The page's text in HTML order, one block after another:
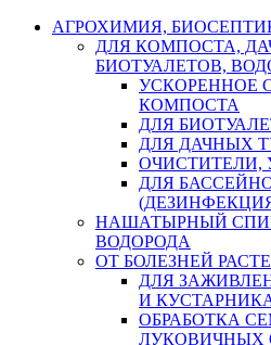
АГРОХИМИЯ,
ДЛЯ КОМПОСТА,
БИОТУАЛЕТОВ,
УСКОРЕННОЕ
КОМПОСТА
ДЛЯ
ДЛЯ ДАЧНЫХ
ОЧИСТИТЕЛИ,
ДЛЯ
НАШАТЫРНЫЙ
ВОДОРОДА
ОТ БОЛЕЗНЕЙ
ДЛЯ
И
ОБРАБОТКА
ЛУКОВИЧНЫХ